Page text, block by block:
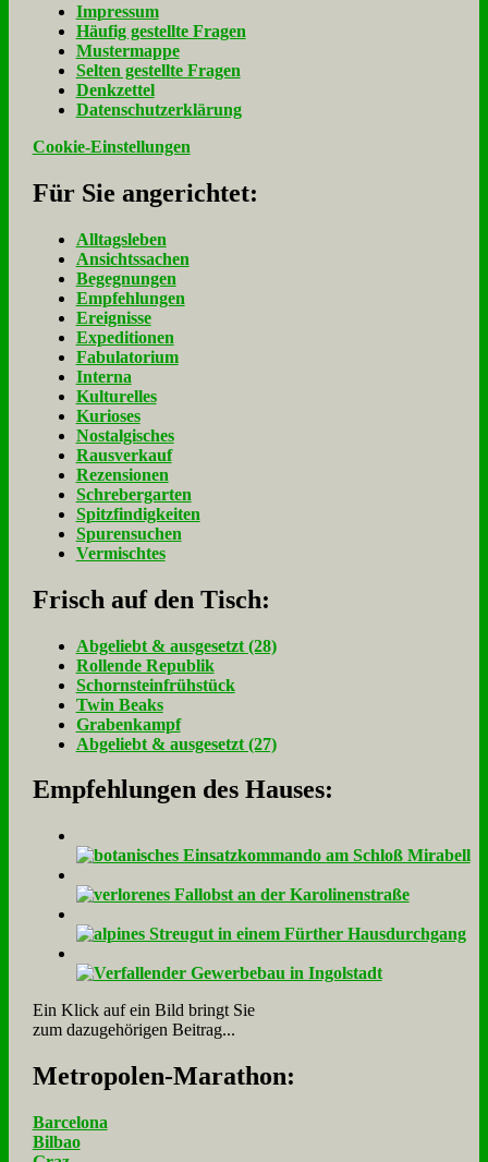
Im­pres­sum
Häu­fig ge­stell­te Fra­gen
Mu­ster­map­pe
Sel­ten ge­stell­te Fra­gen
Denk­zet­tel
Da­ten­schutz­er­klä­rung
Cookie-Einstellungen
Für Sie an­ge­rich­tet:
Alltagsleben
Ansichtssachen
Begegnungen
Empfehlungen
Ereignisse
Expeditionen
Fabulatorium
Interna
Kulturelles
Kurioses
Nostalgisches
Rausverkauf
Rezensionen
Schrebergarten
Spitzfindigkeiten
Spurensuchen
Vermischtes
Frisch auf den Tisch:
Ab­ge­liebt & aus­ge­setzt (28)
Rol­len­de Re­pu­blik
Schorn­stein­früh­stück
Twin Beaks
Gra­ben­kampf
Ab­ge­liebt & aus­ge­setzt (27)
Empfehlungen des Hauses:
Ein Klick auf ein Bild bringt Sie
zum dazugehörigen Beitrag...
Me­tro­po­len-Ma­ra­thon:
Barcelona
Bilbao